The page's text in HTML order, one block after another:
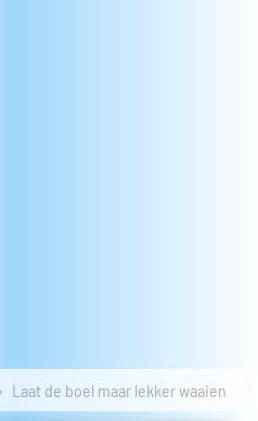
Laat de boel maar lekker waaien